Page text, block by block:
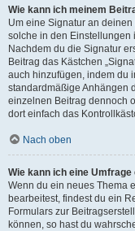
Wie kann ich meinem
Um eine Signatur an
solche in den Einstellungen
Nachdem du die Signatur
Beitrag das Kästchen
auch hinzufügen, indem du
standardmäßige Anhängen
einzelnen Beitrag dennoch
dort einfach das
Nach oben
Wie kann ich eine
Wenn du ein neues Thema
bearbeitest, findest du ein
Formulars zur
können, so hast du